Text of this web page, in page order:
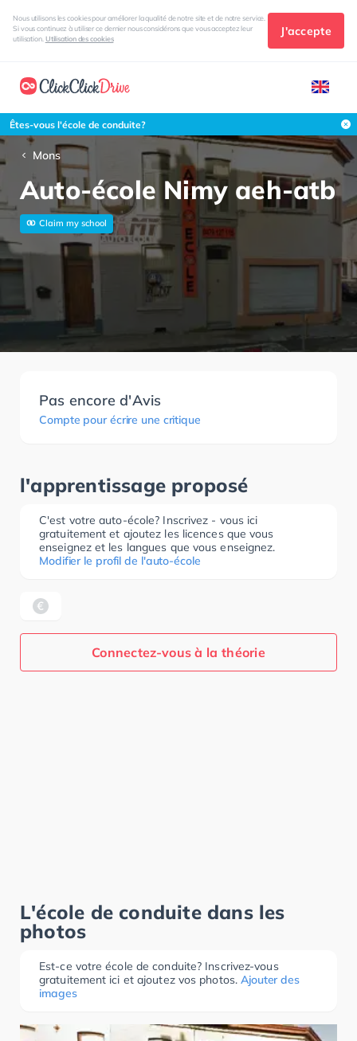
Nous utilisons les cookies pour améliorer la qualité de notre site et de notre service.
Si vous continuez à utiliser ce dernier nous considérons que vous acceptez leur
utilisation. Utilisation des cookies
J'accepte
Êtes-vous l'école de conduite?
Mons
Auto-école Nimy aeh-atb
Claim my school
Pas encore d'Avis
Compte pour écrire une critique
l'apprentissage proposé
C'est votre auto-école? Inscrivez - vous ici
gratuitement et ajoutez les licences que vous
enseignez et les langues que vous enseignez.
Modifier le profil de l'auto-école
Connectez-vous à la théorie
L'école de conduite dans les
photos
Est-ce votre école de conduite? Inscrivez-vous
gratuitement ici et ajoutez vos photos. Ajouter des
images